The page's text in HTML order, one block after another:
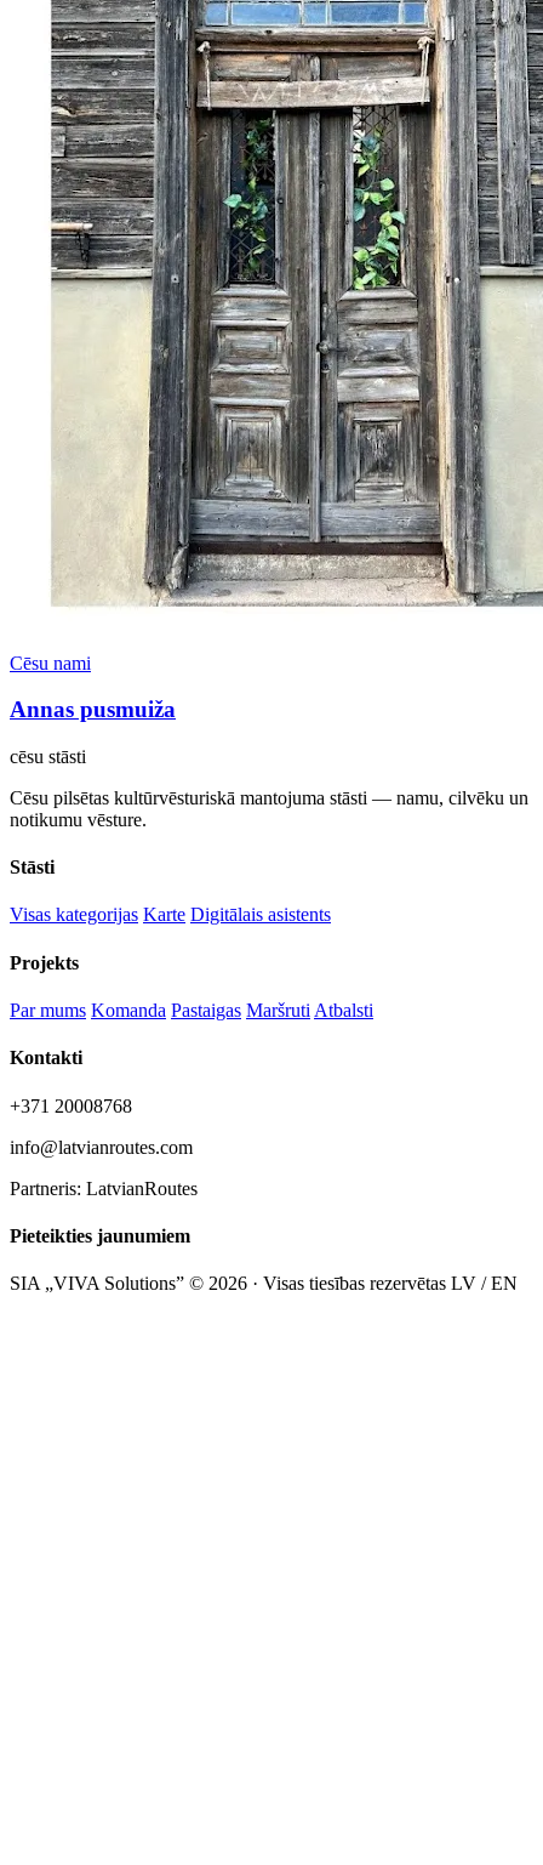
Cēsu nami
Annas pusmuiža
cēsu stāsti
Cēsu pilsētas kultūrvēsturiskā mantojuma stāsti — namu, cilvēku un
notikumu vēsture.
Stāsti
Visas kategorijas Karte Digitālais asistents
Projekts
Par mums Komanda Pastaigas Maršruti Atbalsti
Kontakti
+371 20008768
info@latvianroutes.com
Partneris: LatvianRoutes
Pieteikties jaunumiem
SIA „VIVA Solutions” © 2026 · Visas tiesības rezervētas LV / EN